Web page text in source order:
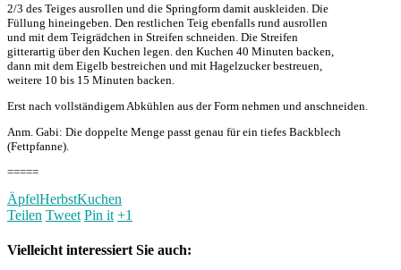
2/3 des Teiges ausrollen und die Springform damit auskleiden. Die
Füllung hineingeben. Den restlichen Teig ebenfalls rund ausrollen
und mit dem Teigrädchen in Streifen schneiden. Die Streifen
gitterartig über den Kuchen legen. den Kuchen 40 Minuten backen,
dann mit dem Eigelb bestreichen und mit Hagelzucker bestreuen,
weitere 10 bis 15 Minuten backen.
Erst nach vollständigem Abkühlen aus der Form nehmen und anschneiden.
Anm. Gabi: Die doppelte Menge passt genau für ein tiefes Backblech
(Fettpfanne).
=====
ÄpfelHerbstKuchen
Teilen Tweet Pin it +1
Vielleicht interessiert Sie auch: